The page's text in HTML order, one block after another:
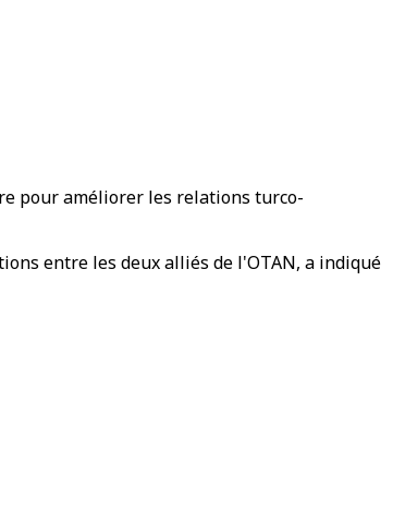
pour améliorer les relations turco-
entre les deux alliés de l'OTAN, a indiqué